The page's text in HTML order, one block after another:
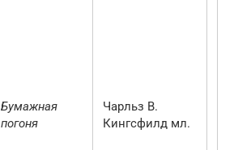
Бумажная
погоня
Чарльз В.
Кингсфилд мл.